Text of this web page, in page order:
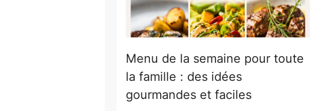
Menu de la semaine pour toute
la famille : des idées
gourmandes et faciles